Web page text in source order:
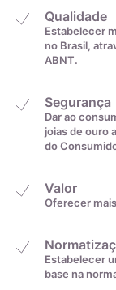
A zircônia cúbica
imitação do
desde 1976.
A Zircônia
diamante. Na
uma variedade
zircônia cúbica
Qualidade
Estabelecer
no Brasil,
ABNT.
Segurança
Dar ao
joias de ouro
do
Valor
Oferecer
Estabelecer
base na